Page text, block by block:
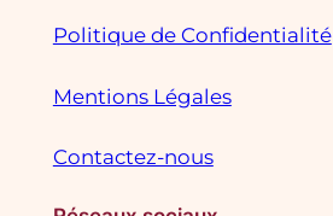
Politique de Confidentialité
Mentions Légales
Contactez-nous